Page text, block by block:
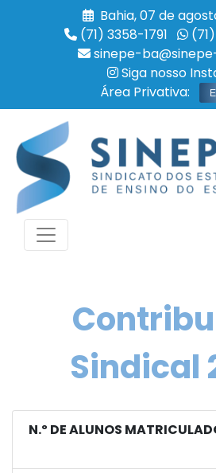
Bahia, 07 de
(71) 3358-1791
sinepe-
Siga nosso
Área Privativa:
Sindical
N.º DE ALUNOS